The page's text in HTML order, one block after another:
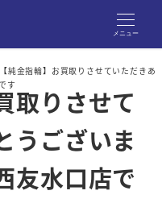
メニュー
【純金指輪】お買取りさせていただきあ
す
取りさせて
うございま
友水口店で